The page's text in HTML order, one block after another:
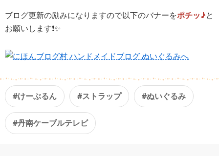
ブログ更新の励みになりますので以下のバナーをポチッ♪と
お願いします❗️✨
#けーぶるん #ストラップ #ぬいぐるみ
#丹南ケーブルテレビ